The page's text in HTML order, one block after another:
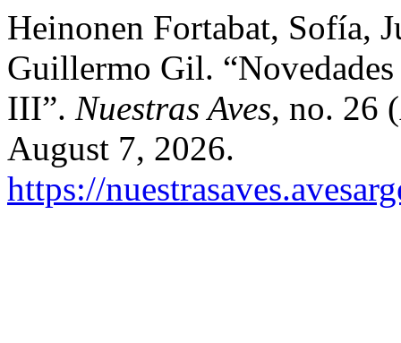
Heinonen Fortabat, Sofía,
Guillermo Gil.
III”. Nuestras Aves, no. 26
August 7, 2026.
https://